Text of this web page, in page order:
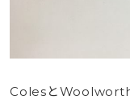
ColesとWoolworth